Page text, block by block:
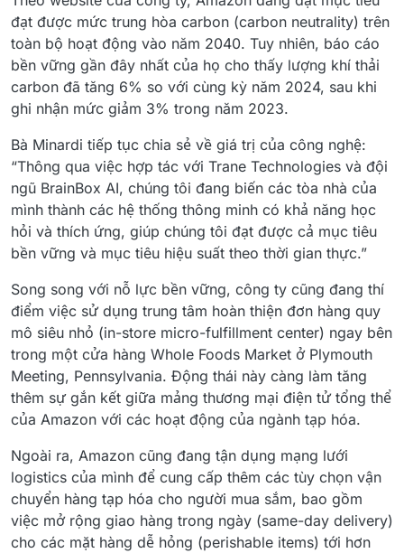
đạt được mức trung hòa carbon (carbon neutrality) trên
toàn bộ hoạt động vào năm 2040. Tuy nhiên, báo cáo
bền vững gần đây nhất của họ cho thấy lượng khí thải
carbon đã tăng 6% so với cùng kỳ năm 2024, sau khi
ghi nhận mức giảm 3% trong năm 2023.
Bà Minardi tiếp tục chia sẻ về giá trị của công nghệ:
“Thông qua việc hợp tác với Trane Technologies và đội
ngũ BrainBox AI, chúng tôi đang biến các tòa nhà của
mình thành các hệ thống thông minh có khả năng học
hỏi và thích ứng, giúp chúng tôi đạt được cả mục tiêu
bền vững và mục tiêu hiệu suất theo thời gian thực.”
Song song với nỗ lực bền vững, công ty cũng đang thí
điểm việc sử dụng trung tâm hoàn thiện đơn hàng quy
mô siêu nhỏ (in-store micro-fulfillment center) ngay bên
trong một cửa hàng Whole Foods Market ở Plymouth
Meeting, Pennsylvania. Động thái này càng làm tăng
thêm sự gắn kết giữa mảng thương mại điện tử tổng thể
của Amazon với các hoạt động của ngành tạp hóa.
Ngoài ra, Amazon cũng đang tận dụng mạng lưới
logistics của mình để cung cấp thêm các tùy chọn vận
chuyển hàng tạp hóa cho người mua sắm, bao gồm
việc mở rộng giao hàng trong ngày (same-day delivery)
cho các mặt hàng dễ hỏng (perishable items) tới hơn